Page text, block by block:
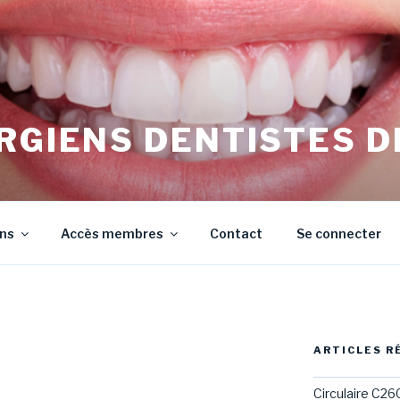
DENTISTES
Accès membres Contact Se connecter
ARTICLES
Circulaire